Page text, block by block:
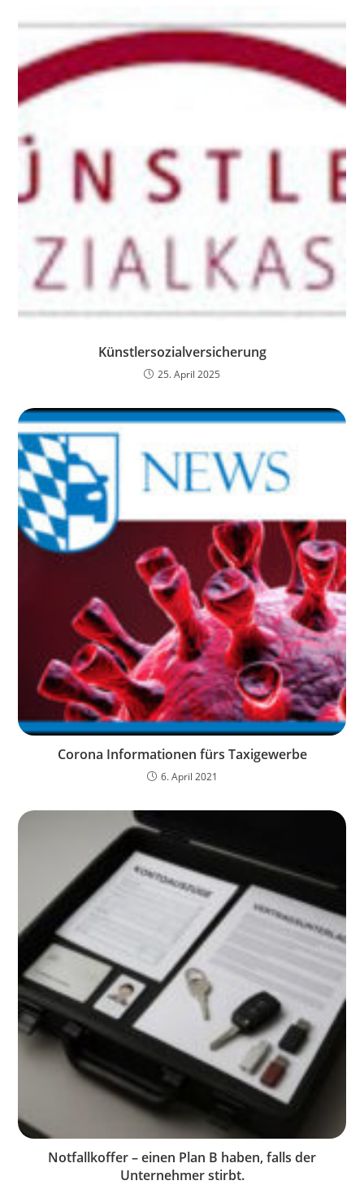
Künstlersozialversicherung
25. April 2025
Corona Informationen fürs Taxigewerbe
6. April 2021
Notfallkoffer – einen Plan B haben, falls der
Unternehmer stirbt.